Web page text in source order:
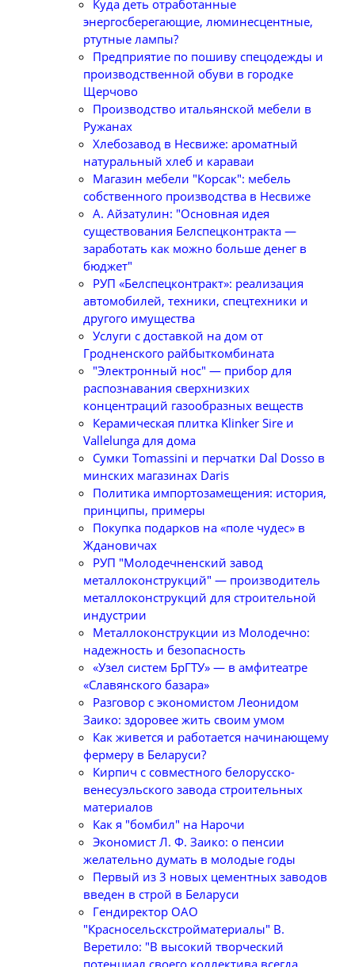
Куда деть отработанные
энергосберегающие, люминесцентные,
ртутные лампы?
Предприятие по пошиву спецодежды и
производственной обуви в городке
Щерчово
Производство итальянской мебели в
Ружанах
Хлебозавод в Несвиже: ароматный
натуральный хлеб и караваи
Магазин мебели "Корсак": мебель
собственного производства в Несвиже
А. Айзатулин: "Основная идея
существования Белспецконтракта —
заработать как можно больше денег в
бюджет"
РУП «Белспецконтракт»: реализация
автомобилей, техники, спецтехники и
другого имущества
Услуги с доставкой на дом от
Гродненского райбыткомбината
"Электронный нос" — прибор для
распознавания сверхнизких
концентраций газообразных веществ
Керамическая плитка Klinker Sire и
Vallelunga для дома
Сумки Tomassini и перчатки Dal Dosso в
минских магазинах Daris
Политика импортозамещения: история,
принципы, примеры
Покупка подарков на «поле чудес» в
Ждановичах
РУП "Молодечненский завод
металлоконструкций" — производитель
металлоконструкций для строительной
индустрии
Металлоконструкции из Молодечно:
надежность и безопасность
«Узел систем БрГТУ» — в амфитеатре
«Славянского базара»
Разговор с экономистом Леонидом
Заико: здоровее жить своим умом
Как живется и работается начинающему
фермеру в Беларуси?
Кирпич с совместного белорусско-
венесуэльского завода строительных
материалов
Как я "бомбил" на Нарочи
Экономист Л. Ф. Заико: о пенсии
желательно думать в молодые годы
Первый из 3 новых цементных заводов
введен в строй в Беларуси
Гендиректор ОАО
"Красносельскстройматериалы" В.
Веретило: "В высокий творческий
потенциал своего коллектива всегда